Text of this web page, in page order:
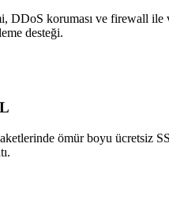
DDoS koruması ve firewall ile
desteği.
ömür boyu ücretsiz